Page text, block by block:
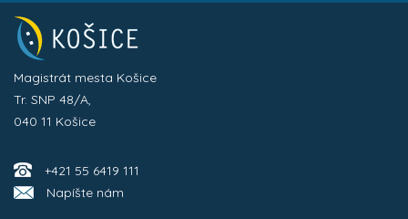
Magistrát mesta Košice
Tr. SNP 48/A,
040 11 Košice
+421 55 6419 111
Napíšte nám